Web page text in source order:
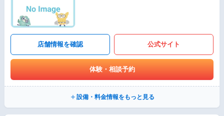
店舗情報を確認 公式サイト
体験・相談予約
設備・料金情報をもっと見る